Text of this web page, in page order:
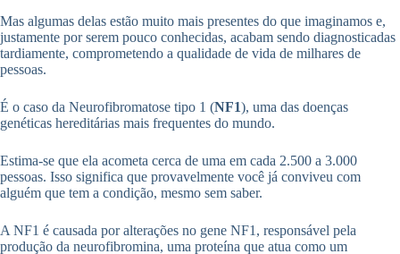
Mas algumas delas estão muito mais presentes do que imaginamos e,
justamente por serem pouco conhecidas, acabam sendo diagnosticadas
tardiamente, comprometendo a qualidade de vida de milhares de
pessoas.
É o caso da Neurofibromatose tipo 1 (NF1), uma das doenças
genéticas hereditárias mais frequentes do mundo.
Estima-se que ela acometa cerca de uma em cada 2.500 a 3.000
pessoas. Isso significa que provavelmente você já conviveu com
alguém que tem a condição, mesmo sem saber.
A NF1 é causada por alterações no gene NF1, responsável pela
produção da neurofibromina, uma proteína que atua como um